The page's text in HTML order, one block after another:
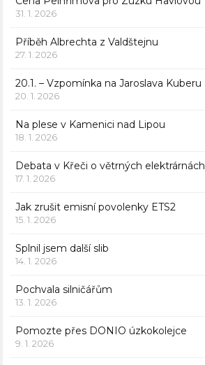
31. 1. 2026
Příběh Albrechta z Valdštejnu
27. 1. 2026
20.1. – Vzpomínka na Jaroslava Kuberu
20. 1. 2026
Na plese v Kamenici nad Lipou
18. 1. 2026
Debata v Křeči o větrných elektrárnách
17. 1. 2026
Jak zrušit emisní povolenky ETS2
15. 1. 2026
Splnil jsem další slib
14. 1. 2026
Pochvala silničářům
13. 1. 2026
Pomozte přes DONIO úzkokolejce
9. 1. 2026